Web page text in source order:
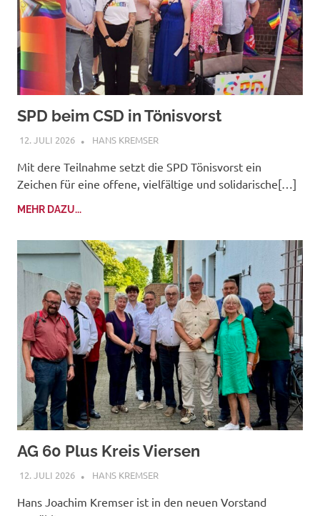
SPD beim CSD in Tönisvorst
12. JULI 2026 HANS KREMSER
Mit dere Teilnahme setzt die SPD Tönisvorst ein
Zeichen für eine offene, vielfältige und solidarische[…]
MEHR DAZU...
AG 60 Plus Kreis Viersen
12. JULI 2026 HANS KREMSER
Hans Joachim Kremser ist in den neuen Vorstand